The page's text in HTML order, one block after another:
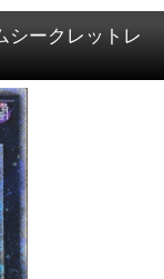
シークレットレ